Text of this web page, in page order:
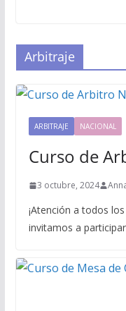
Arbitraje
ARBITRAJE NACIONAL
Curso de
3 octubre, 2024
¡Atención a todos
invitamos a